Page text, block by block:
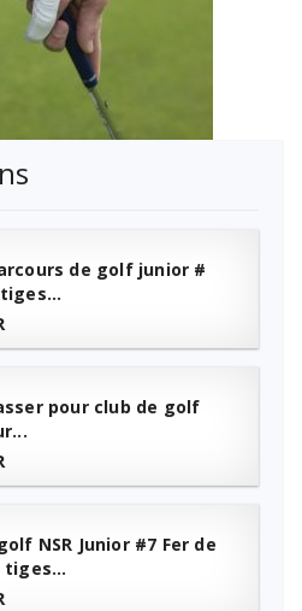
de golf junior #
pour club de golf
NSR Junior #7 Fer de
tiges...